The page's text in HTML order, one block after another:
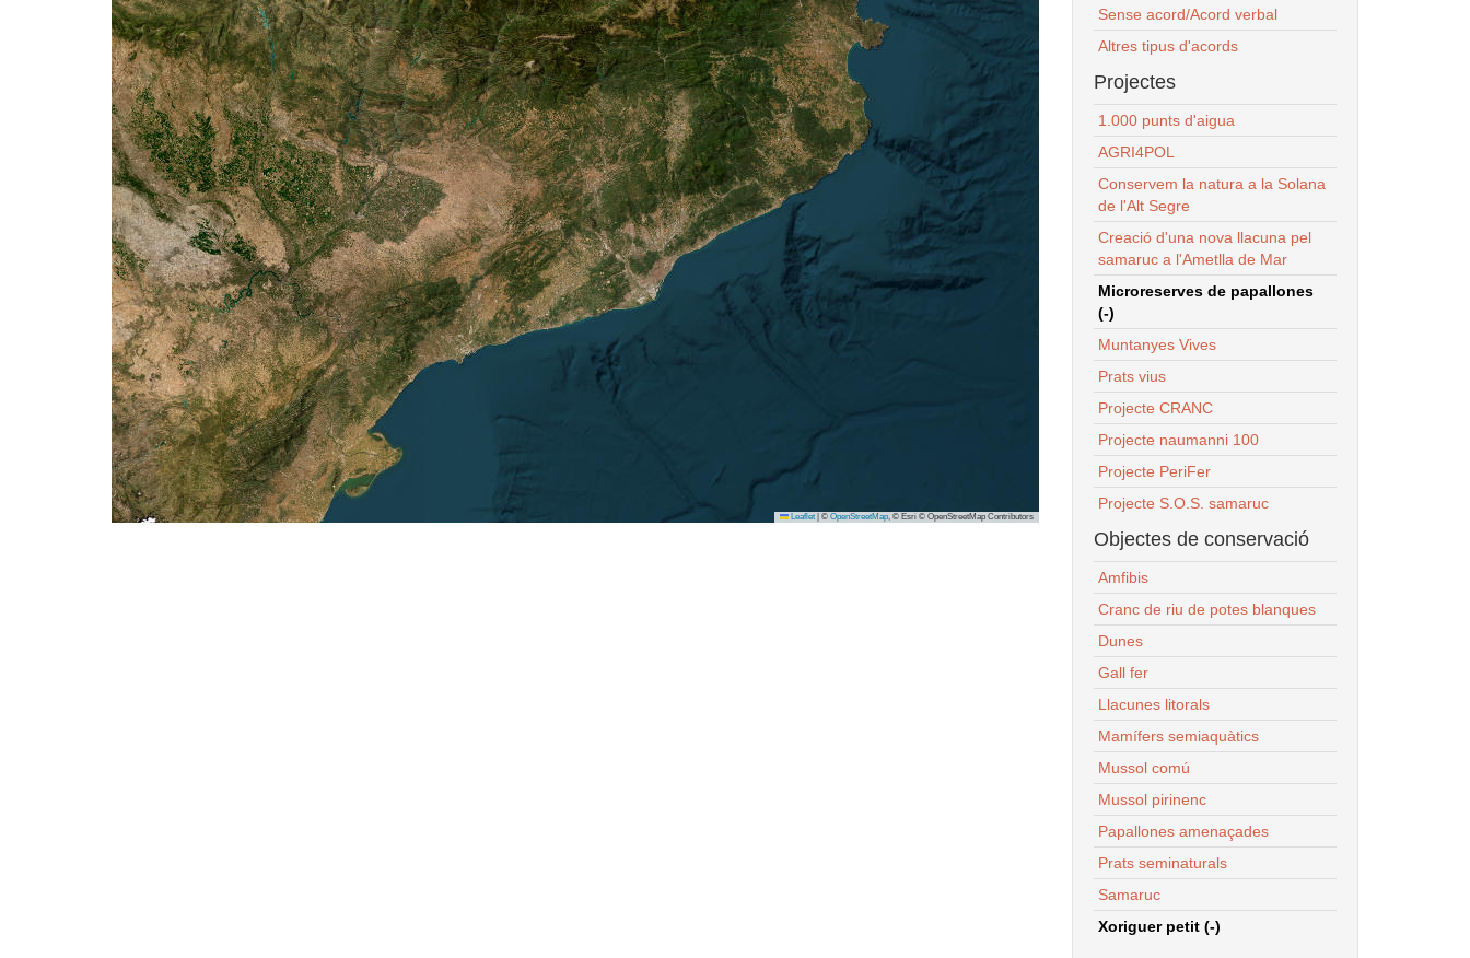
Leaflet © OpenStreetMap, © Esri © OpenStreetMap Contributors
Sense acord/Acord verbal
Altres tipus d'acords
Projectes
1.000 punts d'aigua
AGRI4POL
Conservem la natura a la Solana
de l'Alt Segre
Creació d'una nova llacuna pel
samaruc a l'Ametlla de Mar
Microreserves de papallones
(-)
Muntanyes Vives
Prats vius
Projecte CRANC
Projecte naumanni 100
Projecte PeriFer
Projecte S.O.S. samaruc
Objectes de conservació
Amfibis
Cranc de riu de potes blanques
Dunes
Gall fer
Llacunes litorals
Mamífers semiaquàtics
Mussol comú
Mussol pirinenc
Papallones amenaçades
Prats seminaturals
Samaruc
Xoriguer petit (-)